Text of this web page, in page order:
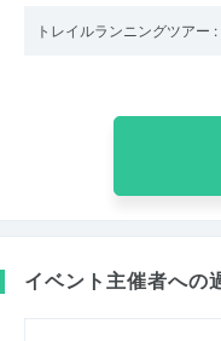
トレイルランニングツアー :
イベント主催者への